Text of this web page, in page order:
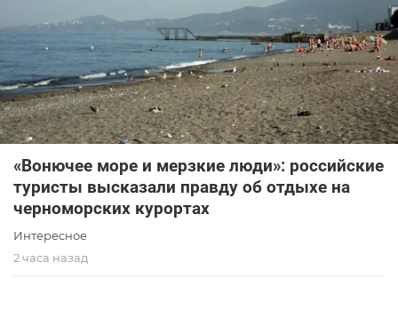
«Вонючее море и мерзкие люди»: российские
туристы высказали правду об отдыхе на
черноморских курортах
Интересное
2 часа назад